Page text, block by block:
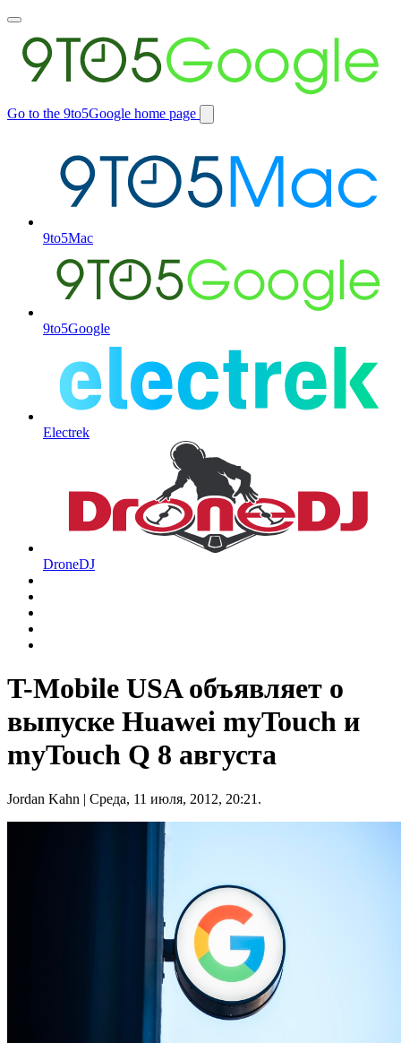
Toggle
main
menu
Go to the 9to5Google home page
Switch
9to5Mac
9to5Google
Electrek
DroneDJ
T-Mobile USA объявляет о
выпуске Huawei myTouch и
myTouch Q 8 августа
Jordan Kahn | Среда, 11 июля, 2012, 20:21.